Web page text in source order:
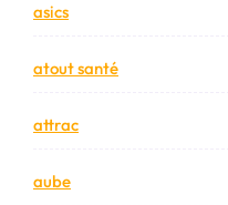
asics
atout santé
attrac
aube